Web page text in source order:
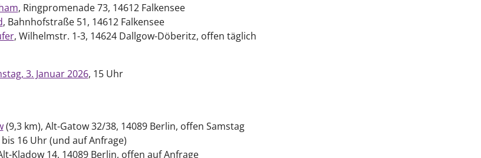
, Ringpromenade 73, 14612 Falkensee
, Bahnhofstraße 51, 14612 Falkensee
, Wilhelmstr. 1-3, 14624 Dallgow-Döberitz, offen täglich
3. Januar 2026, 15 Uhr
(9,3 km), Alt-Gatow 32/38, 14089 Berlin, offen Samstag
16 Uhr (und auf Anfrage)
Kladow 14, 14089 Berlin, offen auf Anfrage